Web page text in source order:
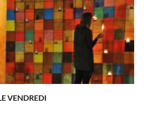
VENDREDI